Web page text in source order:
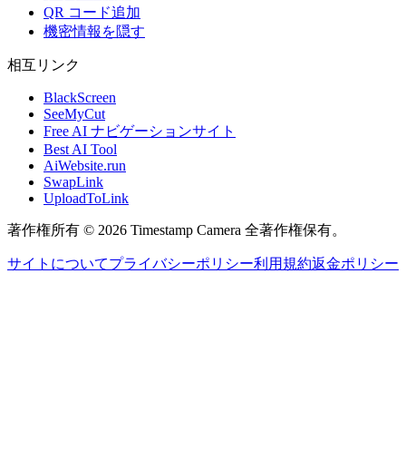
QR コード追加
機密情報を隠す
相互リンク
BlackScreen
SeeMyCut
Free AI ナビゲーションサイト
Best AI Tool
AiWebsite.run
SwapLink
UploadToLink
著作権所有 © 2026 Timestamp Camera 全著作権保有。
サイトについてプライバシーポリシー利用規約返金ポリシー